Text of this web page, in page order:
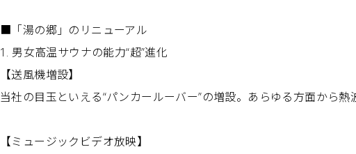
■「湯の郷」のリニューアル
1. 男女高温サウナの能力“超”進化
【送風機増設】
当社の目玉といえる“パンカールーバー”の増設。あらゆる方面から
【ミュージックビデオ放映】